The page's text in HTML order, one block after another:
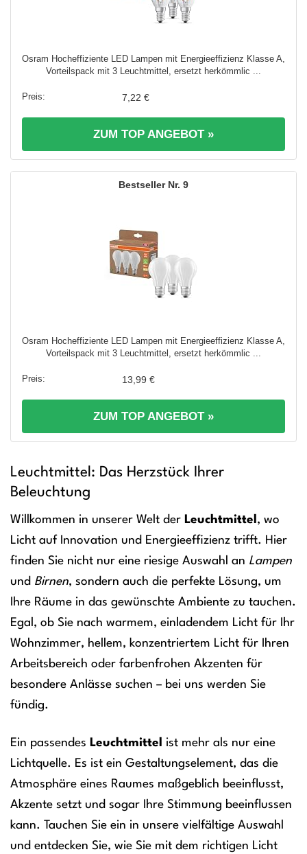
Osram Hocheffiziente LED Lampen mit Energieeffizienz Klasse A,
Vorteilspack mit 3 Leuchtmittel, ersetzt herkömmlic ...
7,22 €
ZUM TOP ANGEBOT »
9
Osram Hocheffiziente LED Lampen mit Energieeffizienz Klasse A,
Vorteilspack mit 3 Leuchtmittel, ersetzt herkömmlic ...
13,99 €
ZUM TOP ANGEBOT »
Leuchtmittel: Das Herzstück Ihrer
Beleuchtung
Willkommen in unserer Welt der Leuchtmittel, wo
Licht auf Innovation und Energieeffizienz trifft. Hier
finden Sie nicht nur eine riesige Auswahl an Lampen
und Birnen, sondern auch die perfekte Lösung, um
Ihre Räume in das gewünschte Ambiente zu tauchen.
Egal, ob Sie nach warmem, einladendem Licht für Ihr
Wohnzimmer, hellem, konzentriertem Licht für Ihren
Arbeitsbereich oder farbenfrohen Akzenten für
besondere Anlässe suchen – bei uns werden Sie
fündig.
Ein passendes Leuchtmittel ist mehr als nur eine
Lichtquelle. Es ist ein Gestaltungselement, das die
Atmosphäre eines Raumes maßgeblich beeinflusst,
Akzente setzt und sogar Ihre Stimmung beeinflussen
kann. Tauchen Sie ein in unsere vielfältige Auswahl
und entdecken Sie, wie Sie mit dem richtigen Licht